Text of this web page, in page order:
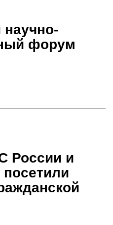
форум
России и